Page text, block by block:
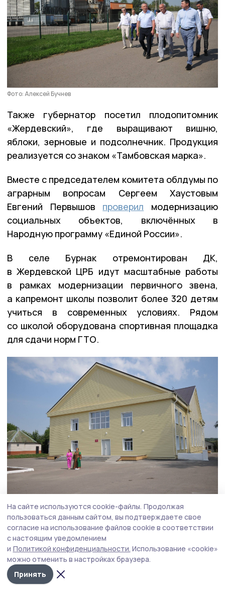
Фото: Алексей Бучнев
Также губернатор посетил плодопитомник
«Жердевский», где выращивают вишню,
яблоки, зерновые и подсолнечник. Продукция
реализуется со знаком «Тамбовская марка».
Вместе с председателем комитета облдумы по
аграрным вопросам Сергеем Хаустовым
Евгений Первышов проверил модернизацию
социальных объектов, включённых в
Народную программу «Единой России».
В селе Бурнак отремонтирован ДК,
в Жердевской ЦРБ идут масштабные работы
в рамках модернизации первичного звена,
а капремонт школы позволит более 320 детям
учиться в современных условиях. Рядом
со школой оборудована спортивная площадка
для сдачи норм ГТО.
Фото: Алексей Бучнев
Губернатор проверил и исполнение поручения
по капремонту крыши на улице Советской
в Жердевке. Подрядчик выполнил работы
в полном объёме и раньше обещанного срока.
На сайте используются cookie-файлы. Продолжая
пользоваться данным сайтом, вы подтверждаете свое
согласие на использование файлов cookie в соответствии
с настоящим уведомлением
и Политикой конфиденциальности. Использование «cookie»
можно отменить в настройках браузера.
Принять